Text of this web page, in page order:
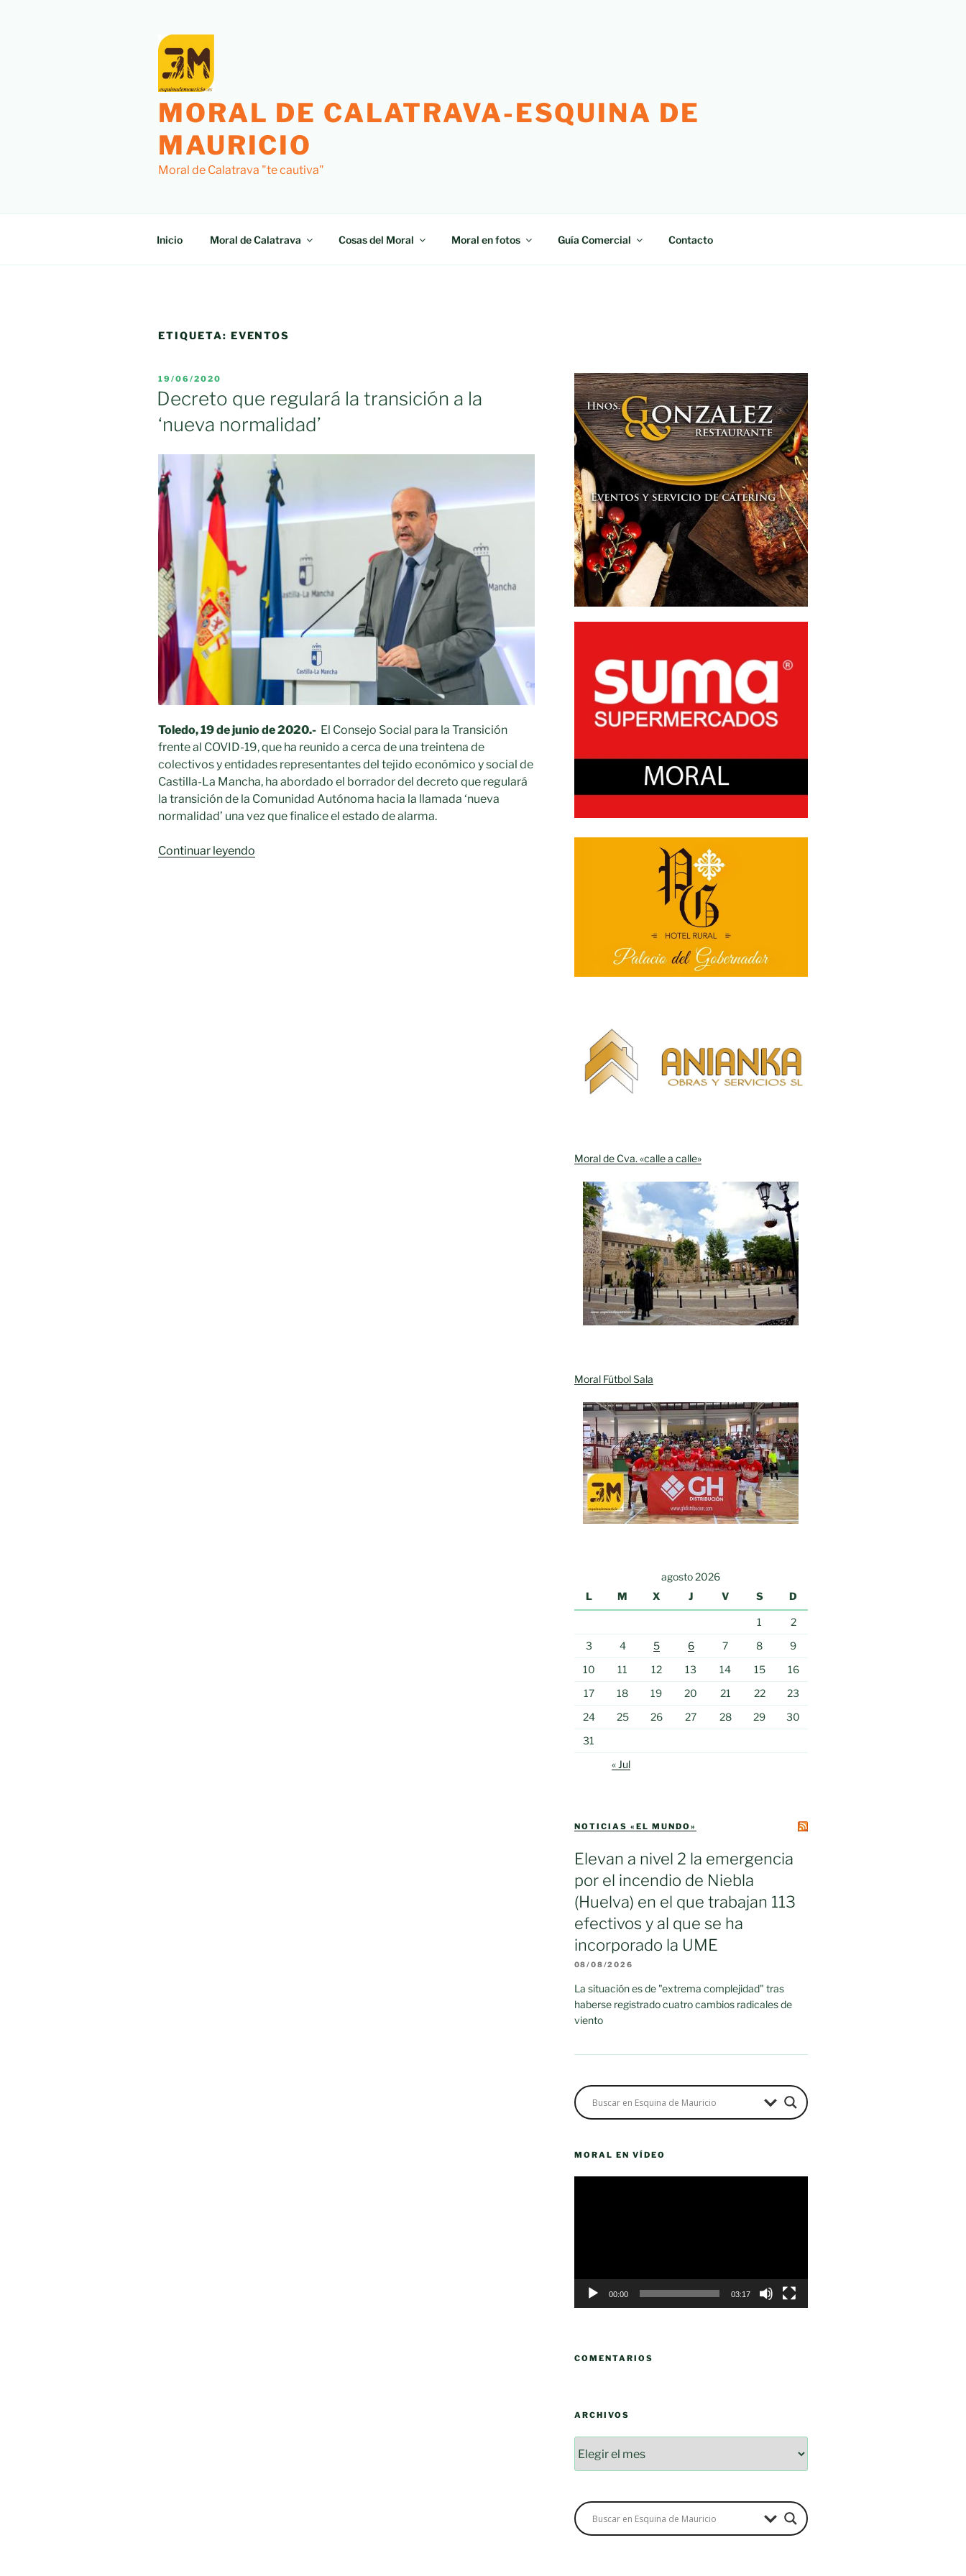
MORAL DE CALATRAVA-ESQUINA DE
MAURICIO
Moral de Calatrava "te cautiva"
Inicio Moral de Calatrava Cosas del Moral Moral en fotos Guía Comercial Contacto
ETIQUETA: EVENTOS
PUBLICADO
EL
19/06/2020
Decreto que regulará la transición a la
‘nueva normalidad’
Toledo, 19 de junio de 2020.- El Consejo Social para la Transición
frente al COVID-19, que ha reunido a cerca de una treintena de
colectivos y entidades representantes del tejido económico y social de
Castilla-La Mancha, ha abordado el borrador del decreto que regulará
la transición de la Comunidad Autónoma hacia la llamada ‘nueva
normalidad’ una vez que finalice el estado de alarma.
Continuar leyendo
Moral de Cva. «calle a calle»
Moral Fútbol Sala
agosto 2026
L
M X J V S D
1
2
3
4 5 6 7 8
9
10
11 12 13 14 15
16
17
18 19 20 21 22
23
24
25 26 27 28 29
30
31
« Jul
NOTICIAS «EL MUNDO»
Elevan a nivel 2 la emergencia
por el incendio de Niebla
(Huelva) en el que trabajan 113
efectivos y al que se ha
incorporado la UME
08/08/2026
La situación es de "extrema complejidad" tras
haberse registrado cuatro cambios radicales de
viento
MORAL EN VÍDEO
00:00 03:17
COMENTARIOS
ARCHIVOS